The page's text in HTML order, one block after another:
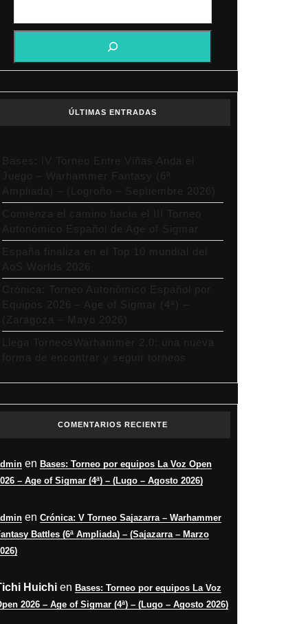
ÚLTIMAS ENTRADAS
Bases: IV Torneo Entre Viñas Anda el
Juego – Warhammer Fantasy (6ª
Ampliada) – (Logroño – Septiembre 2026)
Comienza el camino hacia el III Torneo
Autonómico Español de Age of Sigmar
España finaliza en el Top 10 mundial del
AoS Worlds 2026
Crónica: Torneo Autonómico Español por
Equipos 2026 – Age of Sigmar (4ª) –
(Zaragoza – Mayo 2026)
Llega TorneosWarhammer 2.0: una nueva
forma de encontrar y seguir torneos
COMENTARIOS RECIENTE
en Bases: Torneo por equipos La Voz Open
– Age of Sigmar (4ª) – (Lugo – Agosto 2026)
en Crónica: V Torneo Sajazarra – Warhammer
Battles (6ª Ampliada) – (Sajazarra – Marzo
Huichi en Bases: Torneo por equipos La Voz
2026 – Age of Sigmar (4ª) – (Lugo – Agosto 2026)